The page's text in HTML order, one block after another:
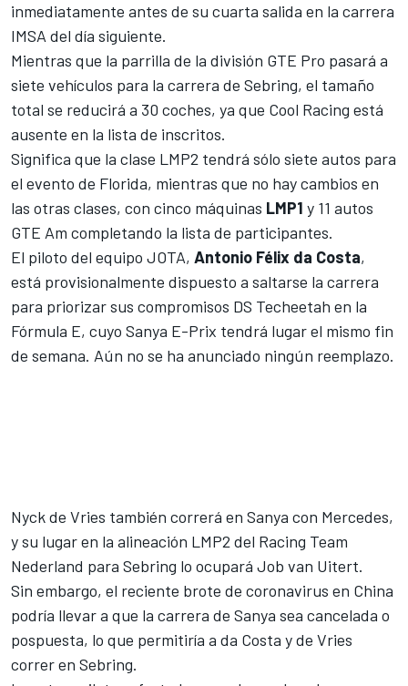
inmediatamente antes de su cuarta salida en la carrera
IMSA del día siguiente.
Mientras que la parrilla de la división GTE Pro pasará a
siete vehículos para la carrera de Sebring, el tamaño
total se reducirá a 30 coches, ya que Cool Racing está
ausente en la lista de inscritos.
Significa que la clase LMP2 tendrá sólo siete autos para
el evento de Florida, mientras que no hay cambios en
las otras clases, con cinco máquinas LMP1 y 11 autos
GTE Am completando la lista de participantes.
El piloto del equipo JOTA, Antonio Félix da Costa,
está provisionalmente dispuesto a saltarse la carrera
para priorizar sus compromisos DS Techeetah en la
Fórmula E, cuyo Sanya E-Prix tendrá lugar el mismo fin
de semana. Aún no se ha anunciado ningún reemplazo.
Nyck de Vries también correrá en Sanya con Mercedes,
y su lugar en la alineación LMP2 del Racing Team
Nederland para Sebring lo ocupará Job van Uitert.
Sin embargo, el reciente brote de coronavirus en China
podría llevar a que la carrera de Sanya sea cancelada o
pospuesta, lo que permitiría a da Costa y de Vries
correr en Sebring.